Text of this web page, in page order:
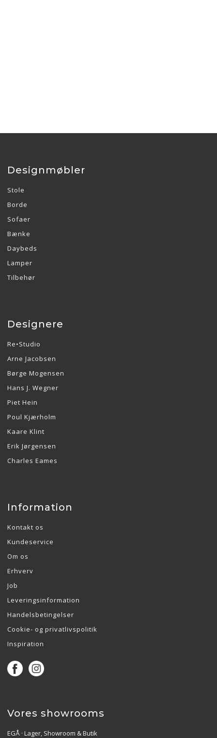
Designmøbler
Stole
Borde
Sofaer
Bænke
Daybeds
Lamper
Tilbehør
Designere
Re•Studio
Arne Jacobsen
Børge Mogensen
Hans J. Wegner
Piet Hein
Poul Kjærholm
Kaare Klint
Erik Jørgensen
Charles Eames
Information
Kontakt os
Kundeservice
Om os
Erhverv
Job
Leveringsinformation
Handelsbetingelser
Cookie- og privatlivspolitik
Inspiration
Vores showrooms
EGÅ · Lager, Showroom & Butik